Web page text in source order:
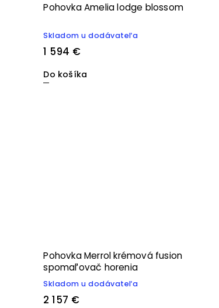
Pohovka Amelia lodge blossom
Skladom u dodávateľa
1 594 €
Do košíka
Pohovka Merrol krémová fusion
spomaľovač horenia
Skladom u dodávateľa
2 157 €